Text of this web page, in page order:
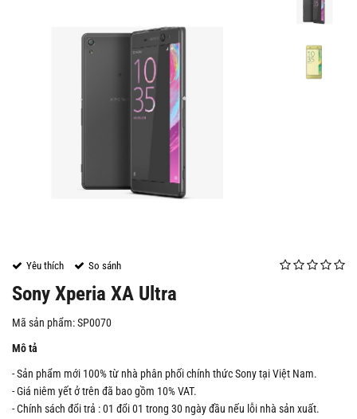
Yêu thích So sánh
Sony Xperia XA Ultra
Mã sản phẩm: SP0070
Mô tả
- Sản phẩm mới 100% từ nhà phân phối chính thức Sony tại Việt Nam.
- Giá niêm yết ở trên đã bao gồm 10% VAT.
- Chính sách đổi trả : 01 đổi 01 trong 30 ngày đầu nếu lỗi nhà sản xuất.